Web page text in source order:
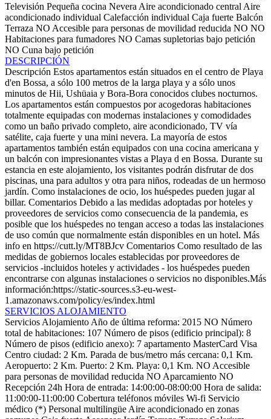
Televisión Pequeña cocina Nevera Aire acondicionado central Aire
acondicionado individual Calefacción individual Caja fuerte Balcón
Terraza NO Accesible para personas de movilidad reducida NO NO
Habitaciones para fumadores NO Camas supletorias bajo petición
NO Cuna bajo petición
DESCRIPCIÓN
Descripción Estos apartamentos están situados en el centro de Playa
d'en Bossa, a sólo 100 metros de la larga playa y a sólo unos
minutos de Hii, Ushüaia y Bora-Bora conocidos clubes nocturnos.
Los apartamentos están compuestos por acogedoras habitaciones
totalmente equipadas con modernas instalaciones y comodidades
como un baño privado completo, aire acondicionado, TV vía
satélite, caja fuerte y una mini nevera. La mayoría de estos
apartamentos también están equipados con una cocina americana y
un balcón con impresionantes vistas a Playa d en Bossa. Durante su
estancia en este alojamiento, los visitantes podrán disfrutar de dos
piscinas, una para adultos y otra para niños, rodeadas de un hermoso
jardín. Como instalaciones de ocio, los huéspedes pueden jugar al
billar. Comentarios Debido a las medidas adoptadas por hoteles y
proveedores de servicios como consecuencia de la pandemia, es
posible que los huéspedes no tengan acceso a todas las instalaciones
de uso común que normalmente están disponibles en un hotel. Más
info en https://cutt.ly/MT8BJcv Comentarios Como resultado de las
medidas de gobiernos locales establecidas por proveedores de
servicios -incluidos hoteles y actividades - los huéspedes pueden
encontrarse con algunas instalaciones o servicios no disponibles.Más
información:https://static-sources.s3-eu-west-
1.amazonaws.com/policy/es/index.html
SERVICIOS ALOJAMIENTO
Servicios Alojamiento Año de última reforma: 2015 NO Número
total de habitaciones: 107 Número de pisos (edificio principal): 8
Número de pisos (edificio anexo): 7 apartamento MasterCard Visa
Centro ciudad: 2 Km. Parada de bus/metro más cercana: 0,1 Km.
Aeropuerto: 2 Km. Puerto: 2 Km. Playa: 0,1 Km. NO Accesible
para personas de movilidad reducida NO Aparcamiento NO
Recepción 24h Hora de entrada: 14:00:00-08:00:00 Hora de salida:
11:00:00-11:00:00 Cobertura teléfonos móviles Wi-fi Servicio
médico (*) Personal multilingüe Aire acondicionado en zonas